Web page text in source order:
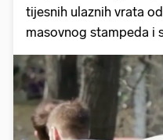
tijesnih ulaznih vrata
masovnog stampeda i